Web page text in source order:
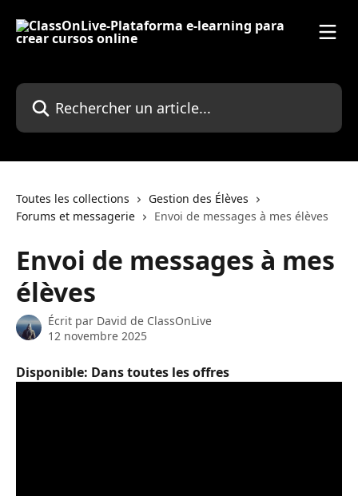
Rechercher un article...
Toutes les collections
Gestion des Élèves
Forums et messagerie
Envoi de messages à mes élèves
Envoi de messages à mes
élèves
Écrit par David de ClassOnLive
12 novembre 2025
Disponible: Dans toutes les offres